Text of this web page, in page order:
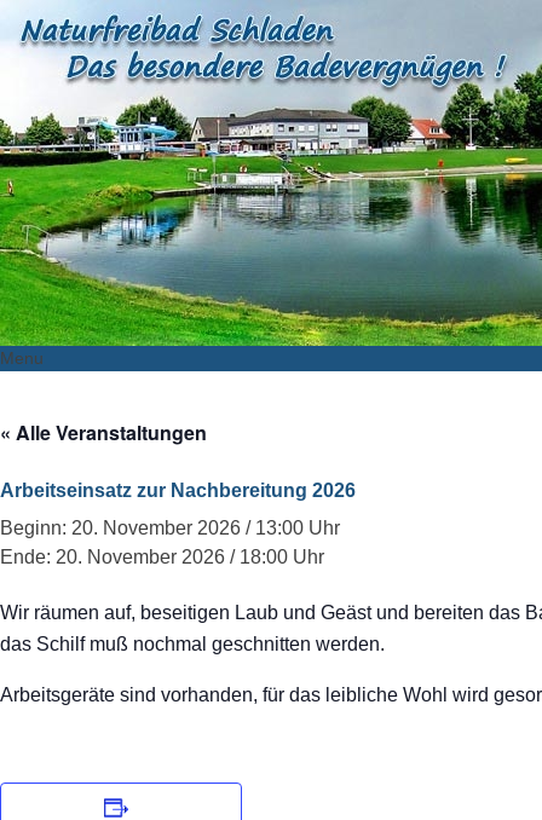
Menu
content
« Alle Veranstaltungen
Arbeitseinsatz zur Nachbereitung 2026
Beginn: 20. November 2026 / 13:00 Uhr
Ende: 20. November 2026 / 18:00 Uhr
Wir räumen auf, beseitigen Laub und Geäst und bereiten das
das Schilf muß nochmal geschnitten werden.
Arbeitsgeräte sind vorhanden, für das leibliche Wohl wird